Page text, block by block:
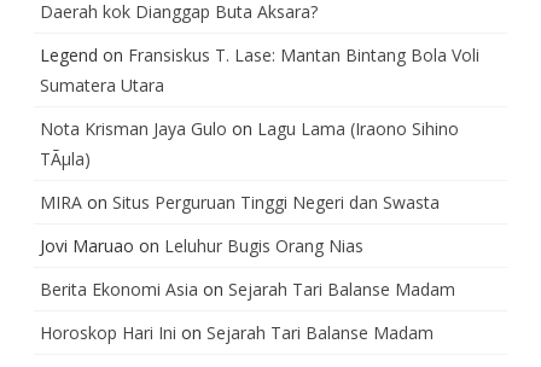
Daerah kok Dianggap Buta Aksara?
Legend on Fransiskus T. Lase: Mantan Bintang Bola Voli
Sumatera Utara
Nota Krisman Jaya Gulo on Lagu Lama (Iraono Sihino
TÃµla)
MIRA on Situs Perguruan Tinggi Negeri dan Swasta
Jovi Maruao on Leluhur Bugis Orang Nias
Berita Ekonomi Asia on Sejarah Tari Balanse Madam
Horoskop Hari Ini on Sejarah Tari Balanse Madam